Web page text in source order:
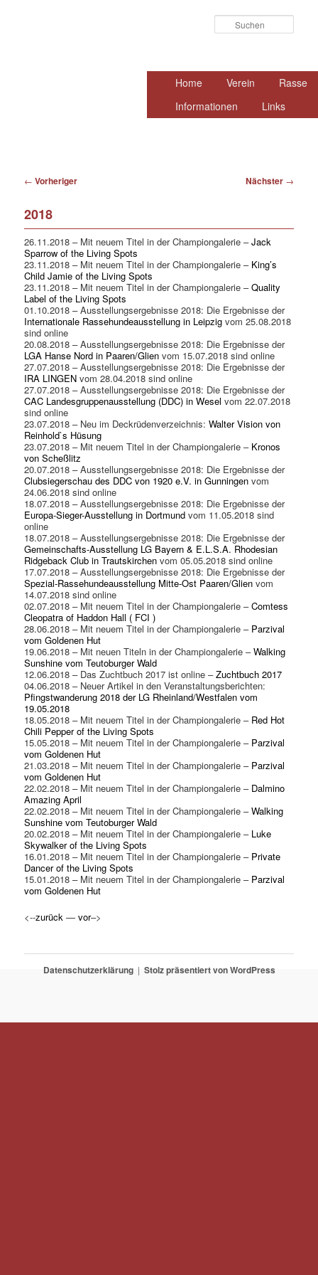
Hauptmenü
Zum
primären
Home Verein
Rasse
Informationen
Links
Beitragsnavigation
← Vorheriger Nächster →
2018
26.11.2018 – Mit neuem Titel in der Championgalerie –Jack
Sparrow of the Living Spots
23.11.2018 – Mit neuem Titel in der Championgalerie – King’s
Child Jamie of the Living Spots
23.11.2018 – Mit neuem Titel in der Championgalerie –Quality
Label of the Living Spots
01.10.2018 – Ausstellungsergebnisse 2018: Die Ergebnisse der
Internationale Rassehundeausstellung in Leipzig vom 25.08.2018
sind online
20.08.2018 – Ausstellungsergebnisse 2018: Die Ergebnisse der
LGA Hanse Nord in Paaren/Glien vom 15.07.2018 sind online
27.07.2018 – Ausstellungsergebnisse 2018: Die Ergebnisse der
IRA LINGEN vom 28.04.2018 sind online
27.07.2018 – Ausstellungsergebnisse 2018: Die Ergebnisse der
CAC Landesgruppenausstellung (DDC) in Wesel vom 22.07.2018
sind online
23.07.2018 – Neu im Deckrüdenverzeichnis:Walter Vision von
Reinhold`s Hüsung
23.07.2018 – Mit neuem Titel in der Championgalerie – Kronos
von Scheßlitz
20.07.2018 – Ausstellungsergebnisse 2018: Die Ergebnisse der
Clubsiegerschau des DDC von 1920 e.V. in Gunningen vom
24.06.2018 sind online
18.07.2018 – Ausstellungsergebnisse 2018: Die Ergebnisse der
Europa-Sieger-Ausstellung in Dortmund vom 11.05.2018 sind
online
18.07.2018 – Ausstellungsergebnisse 2018: Die Ergebnisse der
Gemeinschafts-Ausstellung LG Bayern & E.L.S.A. Rhodesian
Ridgeback Club in Trautskirchen vom 05.05.2018 sind online
17.07.2018 – Ausstellungsergebnisse 2018: Die Ergebnisse der
Spezial-Rassehundeausstellung Mitte-Ost Paaren/Glien vom
14.07.2018 sind online
02.07.2018 – Mit neuem Titel in der Championgalerie –Comtess
Cleopatra of Haddon Hall ( FCI )
28.06.2018 – Mit neuem Titel in der Championgalerie – Parzival
vom Goldenen Hut
19.06.2018 – Mit neuen Titeln in der Championgalerie –Walking
Sunshine vom Teutoburger Wald
12.06.2018 – Das Zuchtbuch 2017 ist online –Zuchtbuch 2017
04.06.2018 – Neuer Artikel in den Veranstaltungsberichten:
Pfingstwanderung 2018 der LG Rheinland/Westfalen vom
19.05.2018
18.05.2018 – Mit neuem Titel in der Championgalerie – Red Hot
Chili Pepper of the Living Spots
15.05.2018 – Mit neuem Titel in der Championgalerie – Parzival
vom Goldenen Hut
21.03.2018 – Mit neuem Titel in der Championgalerie – Parzival
vom Goldenen Hut
22.02.2018 – Mit neuem Titel in der Championgalerie – Dalmino
Amazing April
22.02.2018 – Mit neuem Titel in der Championgalerie –Walking
Sunshine vom Teutoburger Wald
20.02.2018 – Mit neuem Titel in der Championgalerie – Luke
Skywalker of the Living Spots
16.01.2018 – Mit neuem Titel in der Championgalerie – Private
Dancer of the Living Spots
15.01.2018 – Mit neuem Titel in der Championgalerie – Parzival
vom Goldenen Hut
<--zurück —vor–>
Datenschutzerklärung Stolz präsentiert von WordPress